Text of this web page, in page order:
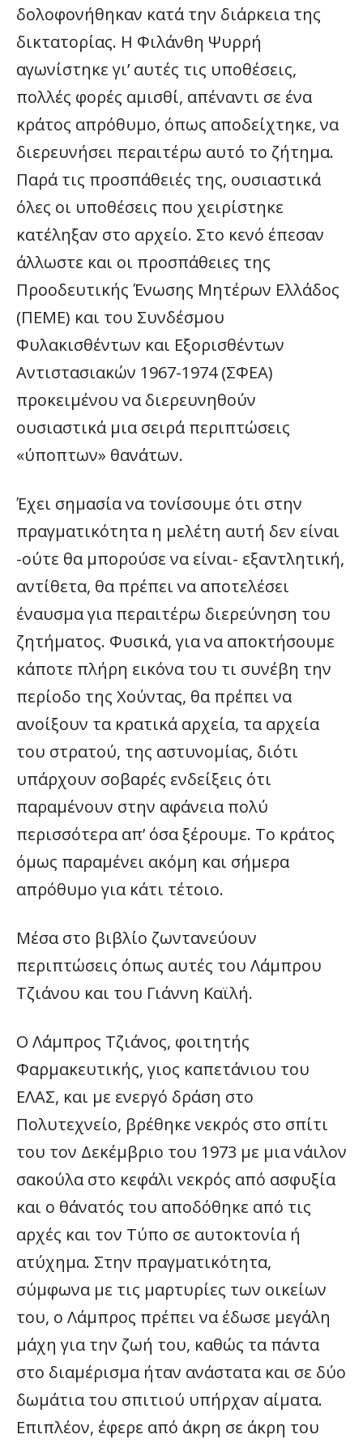
δολοφονήθηκαν κατά την διάρκεια της
δικτατορίας. Η Φιλάνθη Ψυρρή
αγωνίστηκε γι’ αυτές τις υποθέσεις,
πολλές φορές αμισθί, απέναντι σε ένα
κράτος απρόθυμο, όπως αποδείχτηκε, να
διερευνήσει περαιτέρω αυτό το ζήτημα.
Παρά τις προσπάθειές της, ουσιαστικά
όλες οι υποθέσεις που χειρίστηκε
κατέληξαν στο αρχείο. Στο κενό έπεσαν
άλλωστε και οι προσπάθειες της
Προοδευτικής Ένωσης Μητέρων Ελλάδος
(ΠΕΜΕ) και του Συνδέσμου
Φυλακισθέντων και Εξορισθέντων
Αντιστασιακών 1967-1974 (ΣΦΕΑ)
προκειμένου να διερευνηθούν
ουσιαστικά μια σειρά περιπτώσεις
«ύποπτων» θανάτων.
Έχει σημασία να τονίσουμε ότι στην
πραγματικότητα η μελέτη αυτή δεν είναι
-ούτε θα μπορούσε να είναι- εξαντλητική,
αντίθετα, θα πρέπει να αποτελέσει
έναυσμα για περαιτέρω διερεύνηση του
ζητήματος. Φυσικά, για να αποκτήσουμε
κάποτε πλήρη εικόνα του τι συνέβη την
περίοδο της Χούντας, θα πρέπει να
ανοίξουν τα κρατικά αρχεία, τα αρχεία
του στρατού, της αστυνομίας, διότι
υπάρχουν σοβαρές ενδείξεις ότι
παραμένουν στην αφάνεια πολύ
περισσότερα απ’ όσα ξέρουμε. Το κράτος
όμως παραμένει ακόμη και σήμερα
απρόθυμο για κάτι τέτοιο.
Μέσα στο βιβλίο ζωντανεύουν
περιπτώσεις όπως αυτές του Λάμπρου
Τζιάνου και του Γιάννη Καϊλή.
Ο Λάμπρος Τζιάνος, φοιτητής
Φαρμακευτικής, γιος καπετάνιου του
ΕΛΑΣ, και με ενεργό δράση στο
Πολυτεχνείο, βρέθηκε νεκρός στο σπίτι
του τον Δεκέμβριο του 1973 με μια νάιλον
σακούλα στο κεφάλι νεκρός από ασφυξία
και ο θάνατός του αποδόθηκε από τις
αρχές και τον Τύπο σε αυτοκτονία ή
ατύχημα. Στην πραγματικότητα,
σύμφωνα με τις μαρτυρίες των οικείων
του, ο Λάμπρος πρέπει να έδωσε μεγάλη
μάχη για την ζωή του, καθώς τα πάντα
στο διαμέρισμα ήταν ανάστατα και σε δύο
δωμάτια του σπιτιού υπήρχαν αίματα.
Επιπλέον, έφερε από άκρη σε άκρη του